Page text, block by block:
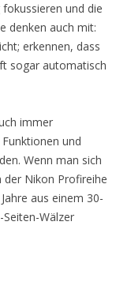
und die
denken auch mit:
erkennen, dass
sogar automatisch
immer
und
Wenn man sich
der Nikon Profireihe
aus einem 30-
Wälzer